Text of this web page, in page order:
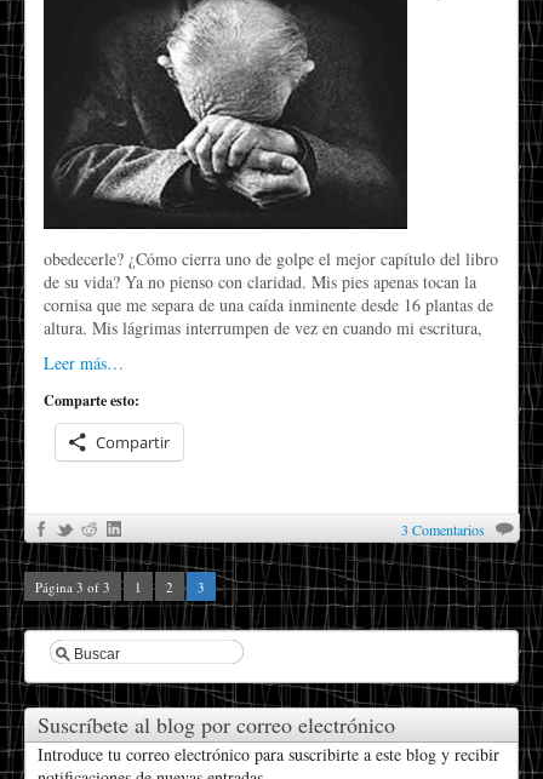
obedecerle? ¿Cómo cierra uno de golpe el mejor capítulo del libro
de su vida? Ya no pienso con claridad. Mis pies apenas tocan la
cornisa que me separa de una caída inminente desde 16 plantas de
altura. Mis lágrimas interrumpen de vez en cuando mi escritura,
Leer más…
Comparte esto:
Compartir
3 Comentarios
Página 3 of 3 1 2 3
Suscríbete al blog por correo electrónico
Introduce tu correo electrónico para suscribirte a este blog y recibir